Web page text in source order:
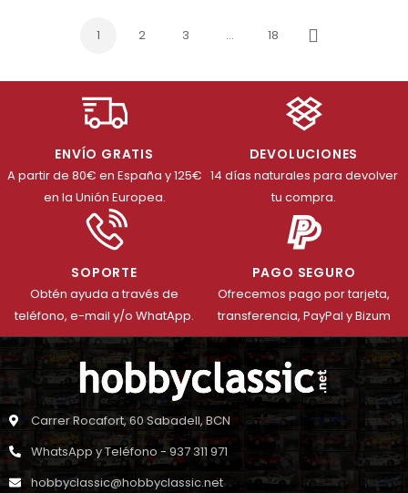
1 2 3 … 18
Siguiente
ENVÍO GRATIS
A partir de 80€ en España y 125€
en la Unión Europea.
DEVOLUCIONES
14 días naturales para devolver
tu compra.
SOPORTE
Obtén ayuda a través de
teléfono, e-mail y/o WhatApp.
PAGO SEGURO
Ofrecemos pago por tarjeta,
transferencia, PayPal y Bizum
Carrer Rocafort, 60 Sabadell, BCN
WhatsApp y Teléfono - 937 311 971
hobbyclassic@hobbyclassic.net